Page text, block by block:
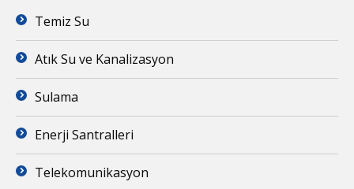
Temiz Su
Atık Su ve Kanalizasyon
Sulama
Enerji Santralleri
Telekomunikasyon